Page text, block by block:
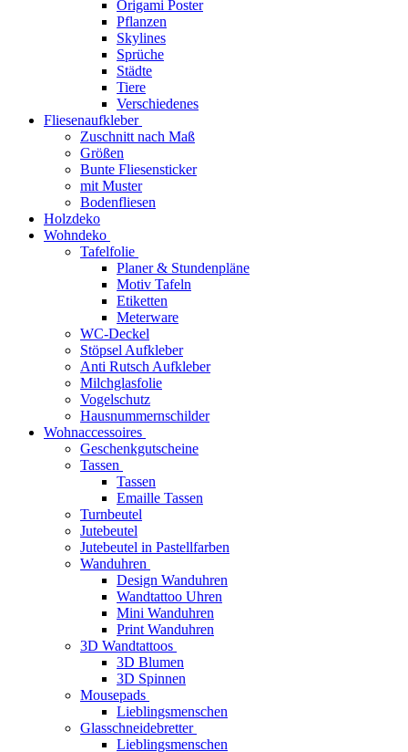
Origami Poster
Pflanzen
Skylines
Sprüche
Städte
Tiere
Verschiedenes
Fliesenaufkleber
Zuschnitt nach Maß
Größen
Bunte Fliesensticker
mit Muster
Bodenfliesen
Holzdeko
Wohndeko
Tafelfolie
Planer & Stundenpläne
Motiv Tafeln
Etiketten
Meterware
WC-Deckel
Stöpsel Aufkleber
Anti Rutsch Aufkleber
Milchglasfolie
Vogelschutz
Hausnummernschilder
Wohnaccessoires
Geschenkgutscheine
Tassen
Tassen
Emaille Tassen
Turnbeutel
Jutebeutel
Jutebeutel in Pastellfarben
Wanduhren
Design Wanduhren
Wandtattoo Uhren
Mini Wanduhren
Print Wanduhren
3D Wandtattoos
3D Blumen
3D Spinnen
Mousepads
Lieblingsmenschen
Glasschneidebretter
Lieblingsmenschen